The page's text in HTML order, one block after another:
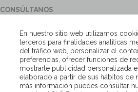
CONSÚLTANOS
encantados
Escríbenos
En nuestro sitio web utilizamos
terceros para finalidades analíticas
del tráfico web, personalizar el
preferencias, ofrecer funciones de
mostrarle publicidad personalizada
elaborado a partir de sus hábitos de
más información puedes consultar